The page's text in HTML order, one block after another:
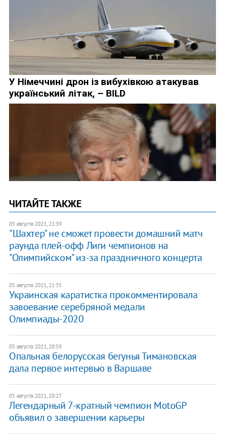
ЧИТАЙТЕ ТАКЖЕ
05 августа 2021, 21:39
"Шахтер" не сможет провести домашний матч
раунда плей-офф Лиги чемпионов на
"Олимпийском" из-за праздничного концерта
05 августа 2021, 21:35
Украинская каратистка прокомментировала
завоевание серебряной медали
Олимпиады-2020
05 августа 2021, 20:59
Опальная белорусская бегунья Тимановская
дала первое интервью в Варшаве
05 августа 2021, 20:27
Легендарный 7-кратный чемпион MotoGP
объявил о завершении карьеры